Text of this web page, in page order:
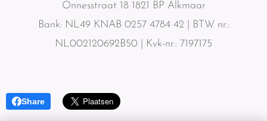
Onnesstraat 18 1821 BP Alkmaar
Bank: NL49 KNAB 0257 4784 42 | BTW nr.:
NL002120692B50 | Kvk-nr.: 7197175
Share